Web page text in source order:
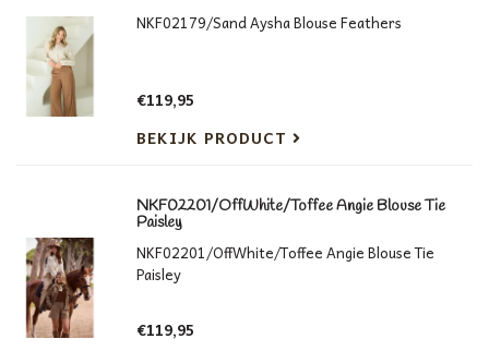
NKF02179/Sand Aysha Blouse Feathers
€119,95
BEKIJK PRODUCT
NKF02201/OffWhite/Toffee Angie Blouse Tie
Paisley
NKF02201/OffWhite/Toffee Angie Blouse Tie
Paisley
€119,95